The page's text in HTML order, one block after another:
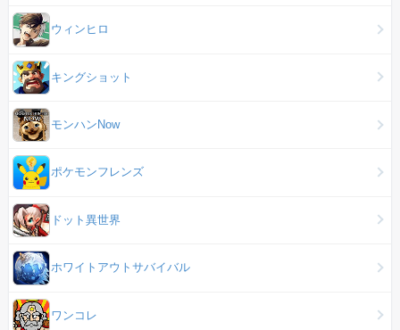
ウィンヒロ
キングショット
モンハンNow
ポケモンフレンズ
ドット異世界
ホワイトアウトサバイバル
ワンコレ